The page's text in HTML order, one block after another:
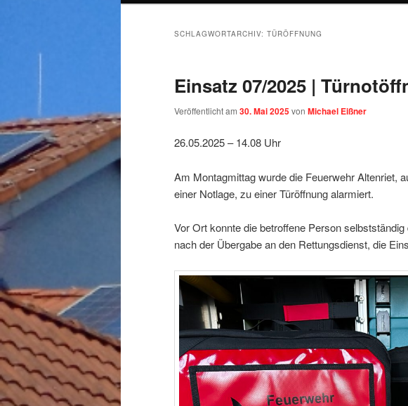
SCHLAGWORTARCHIV: TÜRÖFFNUNG
Einsatz 07/2025 |
Veröffentlicht am 30. Mai 2025von Michael Eißner
26.05.2025 – 14.08 Uhr
Am Montagmittag wurde die Feuerwehr Altenriet,
einer Notlage, zu einer Türöffnung alarmiert.
Vor Ort konnte die betroffene Person
nach der Übergabe an den Rettungsdienst, die